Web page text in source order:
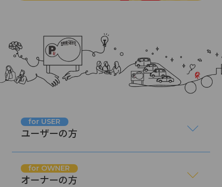
for USER
ユーザーの方
for OWNER
オーナーの方